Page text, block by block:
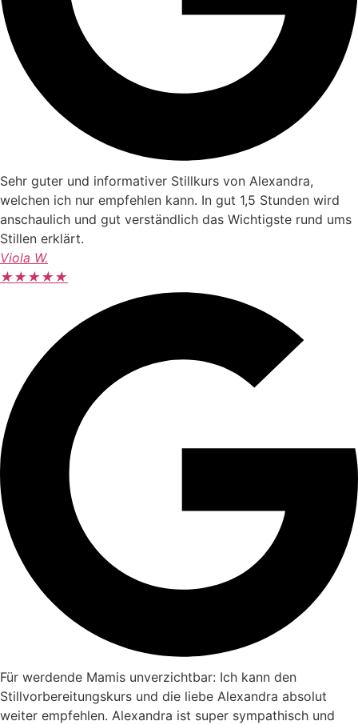
Sehr guter und informativer Stillkurs von Alexandra,
welchen ich nur empfehlen kann. In gut 1,5 Stunden wird
anschaulich und gut verständlich das Wichtigste rund ums
Stillen erklärt.
Viola W.
★★★★★
Für werdende Mamis unverzichtbar: Ich kann den
Stillvorbereitungskurs und die liebe Alexandra absolut
weiter empfehlen. Alexandra ist super sympathisch und